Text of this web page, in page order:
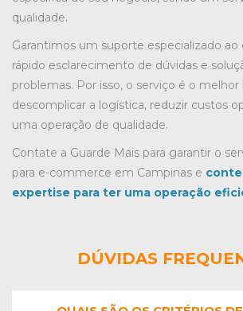
qualidade.
Garantimos um suporte especializado
rápido esclarecimento de dúvidas e
problemas. Por isso, o serviço é o
descomplicar a logística, reduzir custos
uma operação de qualidade.
Contate a Guarde Mais para garantir o
para e-commerce em Campinas e
expertise para ter uma operação
DÚVIDAS